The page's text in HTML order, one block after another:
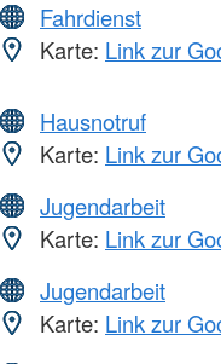
Fahrdienst
Karte: Link zur
Hausnotruf
Karte: Link zur
Jugendarbeit
Karte: Link zur
Jugendarbeit
Karte: Link zur